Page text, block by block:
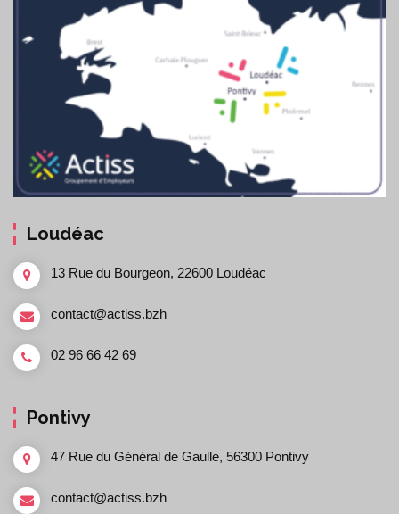
Loudéac
13 Rue du Bourgeon, 22600 Loudéac
contact@actiss.bzh
02 96 66 42 69
Pontivy
47 Rue du Général de Gaulle, 56300 Pontivy
contact@actiss.bzh